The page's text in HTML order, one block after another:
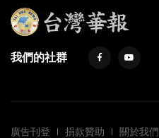
我們的社群
廣告刊登 捐款贊助 關於我們